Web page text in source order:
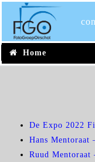
inhoud
Home
De Expo 2022
Hans Mentoraat
Ruud Mentoraat